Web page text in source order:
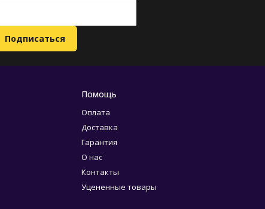
Помощь
Оплата
Доставка
Гарантия
О нас
Контакты
Уцененные товары